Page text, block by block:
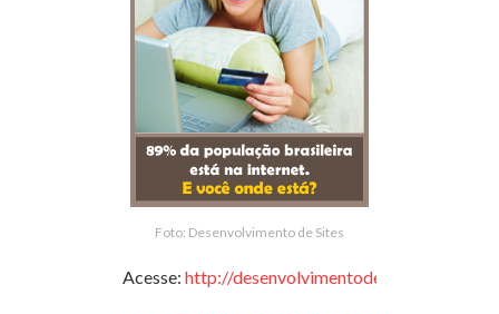
Foto: Desenvolvimento de Sites
Acesse: http://desenvolvimentodesites.info